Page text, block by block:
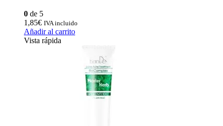
0 de 5
1,85€ IVA incluido
Añadir al carrito
Vista rápida